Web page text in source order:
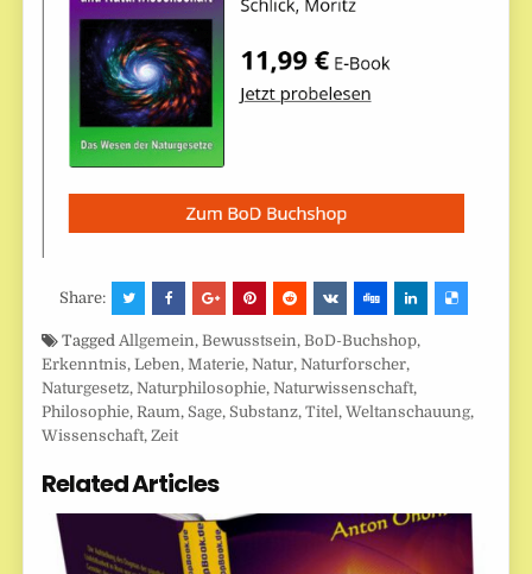
Share:
TaggedAllgemein,Bewusstsein,BoD-Buchshop,
Erkenntnis,Leben,Materie,Natur,Naturforscher,
Naturgesetz,Naturphilosophie,Naturwissenschaft,
Philosophie,Raum, Sage, Substanz,Titel,Weltanschauung,
Wissenschaft,Zeit
Related Articles